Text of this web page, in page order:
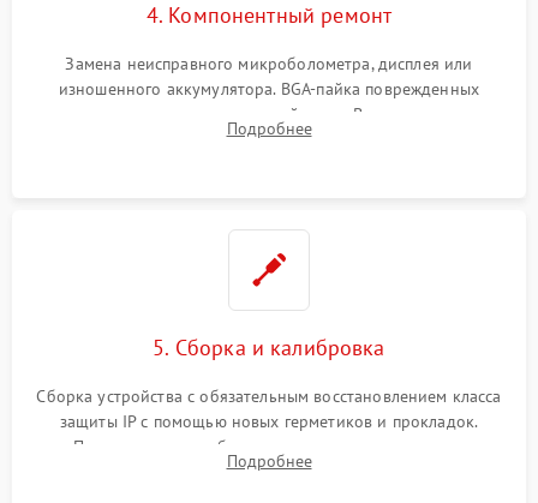
4. Компонентный ремонт
Замена неисправного микроболометра, дисплея или
изношенного аккумулятора. BGA-пайка поврежденных
контроллеров на материнской плате. Восстановление
разъемов и кнопок, замена поврежденных элементов
Подробнее
5. Сборка и калибровка
Сборка устройства с обязательным восстановлением класса
защиты IP с помощью новых герметиков и прокладок.
Программная калибровка матрицы по эталонному
абсолютно черному телу для точного измерения температур.
Подробнее